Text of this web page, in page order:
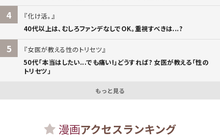
4
化け活。
40代以上は、むしろファンデなしでOK。重視すべきは...?
5
女医が教える性のトリセツ
50代「本当はしたい...でも痛い!」どうすれば? 女医が教える「性の
トリセツ」
もっと見る
漫画アクセスランキング